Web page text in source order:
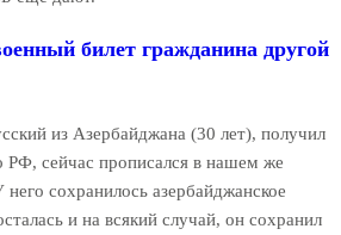
билет гражданина другой
из Азербайджана (30 лет), получил
РФ, сейчас прописался в нашем же
сохранилось азербайджанское
и на всякий случай, он сохранил